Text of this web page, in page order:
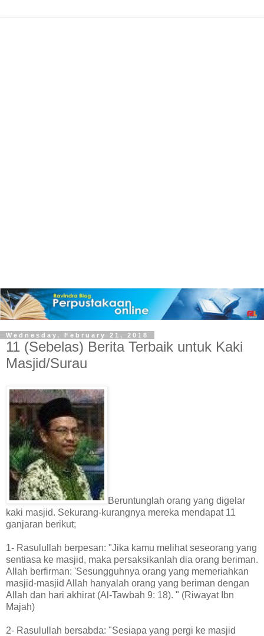
Wednesday, February 21, 2018
11 (Sebelas) Berita Terbaik untuk Kaki
Masjid/Surau
Beruntunglah orang yang digelar
kaki masjid. Sekurang-kurangnya mereka mendapat 11
ganjaran berikut;
1- Rasulullah berpesan: "Jika kamu melihat seseorang yang
sentiasa ke masjid, maka persaksikanlah dia orang beriman.
Allah berfirman: 'Sesungguhnya orang yang memeriahkan
masjid-masjid Allah hanyalah orang yang beriman dengan
Allah dan hari akhirat (Al-Tawbah 9: 18). " (Riwayat Ibn
Majah)
2- Rasulullah bersabda: "Sesiapa yang pergi ke masjid